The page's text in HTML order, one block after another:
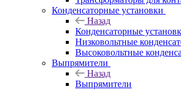
Конденсаторные установки
Назад
Конденсаторные
Низковольтные
Высоковольтные
Выпрямители
Назад
Выпрямители